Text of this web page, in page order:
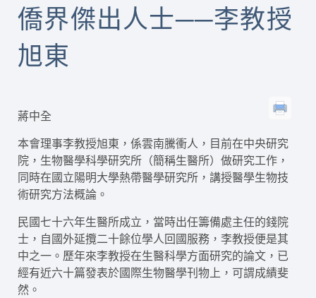
僑界傑出人士──李教授
旭東
蔣中全
本會理事李教授旭東，係雲南騰衝人，目前在中央研究
院，生物醫學科學研究所（簡稱生醫所）做研究工作，
同時在國立陽明大學熱帶醫學研究所，講授醫學生物技
術研究方法概論。
民國七十六年生醫所成立，當時出任籌備處主任的錢院
士，自國外延攬二十餘位學人回國服務，李教授便是其
中之一。歷年來李教授在生醫科學方面研究的論文，已
經有近六十篇發表於國際生物醫學刊物上，可謂成績斐
然。